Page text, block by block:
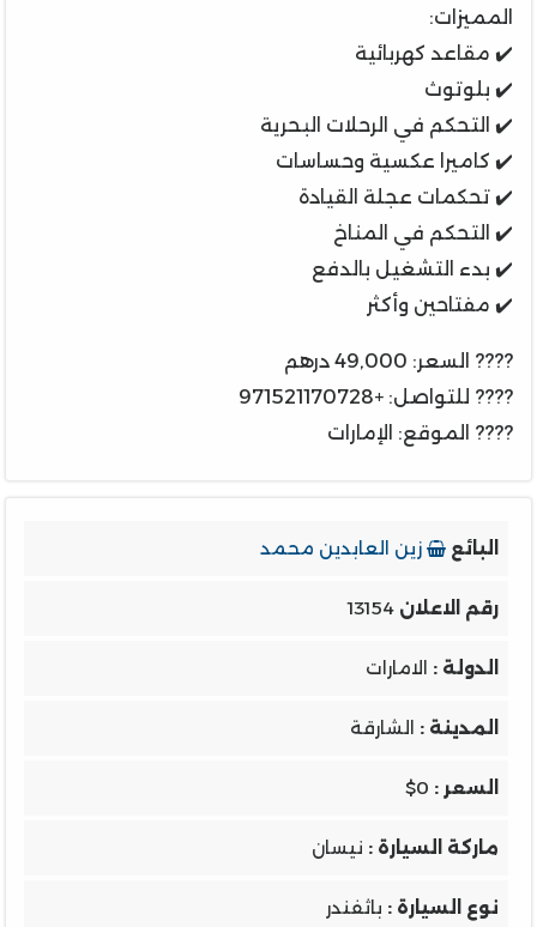
المميزات:
✔️ مقاعد كهربائية
✔️ بلوتوث
✔️ التحكم في الرحلات البحرية
✔️ كاميرا عكسية وحساسات
✔️ تحكمات عجلة القيادة
✔️ التحكم في المناخ
✔️ بدء التشغيل بالدفع
✔️ مفتاحين وأكثر
???? السعر: 49,000 درهم
???? للتواصل: +971521170728
???? الموقع: الإمارات
البائع زين العابدين محمد
رقم الاعلان 13154
الدولة : الامارات
المدينة : الشارقة
السعر : $0
ماركة السيارة : نيسان
نوع السيارة : باثفندر